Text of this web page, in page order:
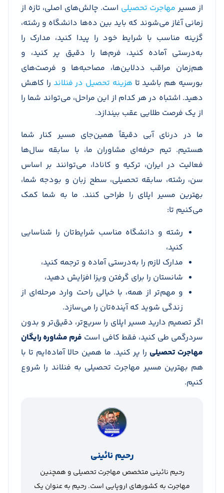
از مسیر مهاجرت تحصیلی است. چالش‌های اصلی، تازه از
زمانی آغاز می‌شوند که باید بین ده‌ها دانشگاه و رشته،
گزینه مناسب با شرایط خود را پیدا کنید، مدارک را
به‌درستی آماده کنید، فرم‌ها را دقیق پر کنید، و
هم‌زمان مراقب ددلاین‌ها، مصاحبه‌ها و فرصت‌های
بورسیه هم باشید تا هزینه تحصیل در فنلاند را کاهش
دهید. اشتباه در هر کدام از این مراحل، می‌تواند شما را
از یک فرصت طلایی عقب بیندازد.
ما در درنای آبی دقیقاً همین‌جای مسیر کنار شما
هستیم. تیم حرفه‌ای مشاوران ما، با سابقه سال‌ها
فعالیت در ایران، ترکیه و کانادا، می‌توانند بر اساس
سن، رشته، سابقه تحصیلی، سطح زبان و بودجه شما،
بهترین مسیر اپلای را طراحی کنند. ما به شما کمک
می‌کنیم تا:
رشته و دانشگاه مناسب شرایط‌تان را شناسایی
کنید،
مدارک لازم را به‌درستی آماده و ترجمه کنید،
شانستان را برای گرفتن ویزا افزایش دهید،
و مهم‌تر از همه، با خیالی راحت وارد مرحله‌ای از
زندگی شوید که آینده‌تان را می‌سازد.
اگر تصمیم دارید مسیر اپلای را سریع‌تر، دقیق‌تر و بدون
سردرگمی طی کنید، فقط کافی است فرم مشاوره رایگان
مهاجرت تحصیلی را پر کنید. ما همین حالا آماده‌ایم تا با
هم بهترین مسیر مهاجرت تحصیلی به فنلاند را شروع
کنیم.
رحیم نائینی
رحیم نائینی متخصص مهاجرت تحصیلی و همچنین
مهاجرت به کشورهای اروپایی است. رحیم به عنوان یک